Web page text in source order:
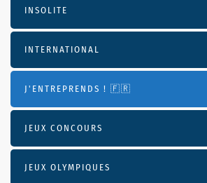
INSOLITE
INTERNATIONAL
J'ENTREPRENDS ! 🇫🇷
JEUX CONCOURS
JEUX OLYMPIQUES